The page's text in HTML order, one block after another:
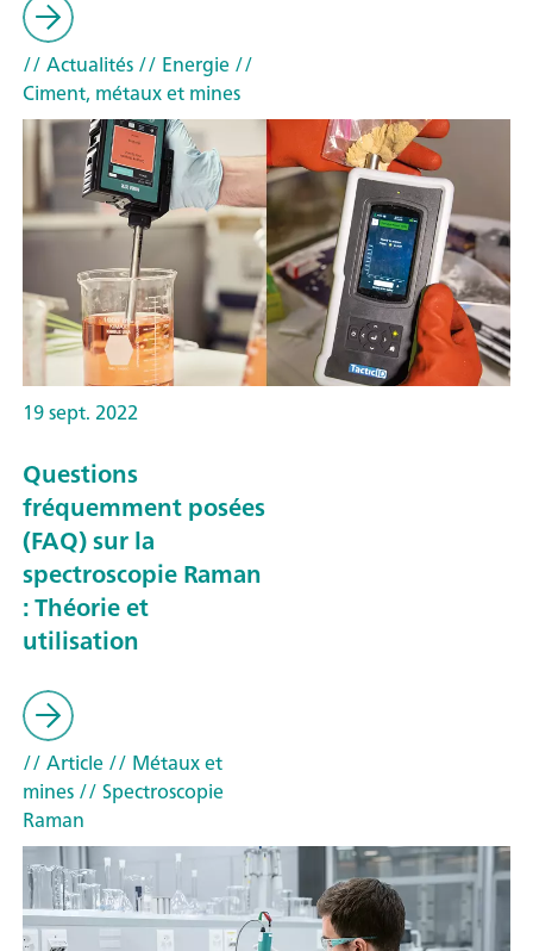
// Actualités// Energie//
Ciment, métaux et mines
19 sept. 2022
Questions
fréquemment posées
(FAQ) sur la
spectroscopie Raman
: Théorie et
utilisation
// Article// Métaux et
mines// Spectroscopie
Raman